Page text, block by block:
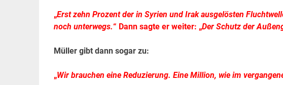
„Erst zehn Prozent der in Syrien und Irak ausgelösten
noch unterwegs.“ Dann sagte er weiter: „Der Schutz der
Müller gibt dann sogar zu:
„Wir brauchen eine Reduzierung. Eine Million, wie im